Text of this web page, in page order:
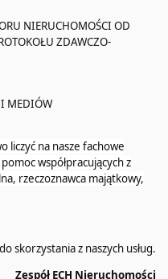
NIERUCHOMOŚCI OD
ZDAWCZO-
MEDIÓW
liczyć na nasze fachowe
współpracujących z
rzeczoznawca majątkowy,
skorzystania z naszych usług.
Zespół ECH Nieruchomości